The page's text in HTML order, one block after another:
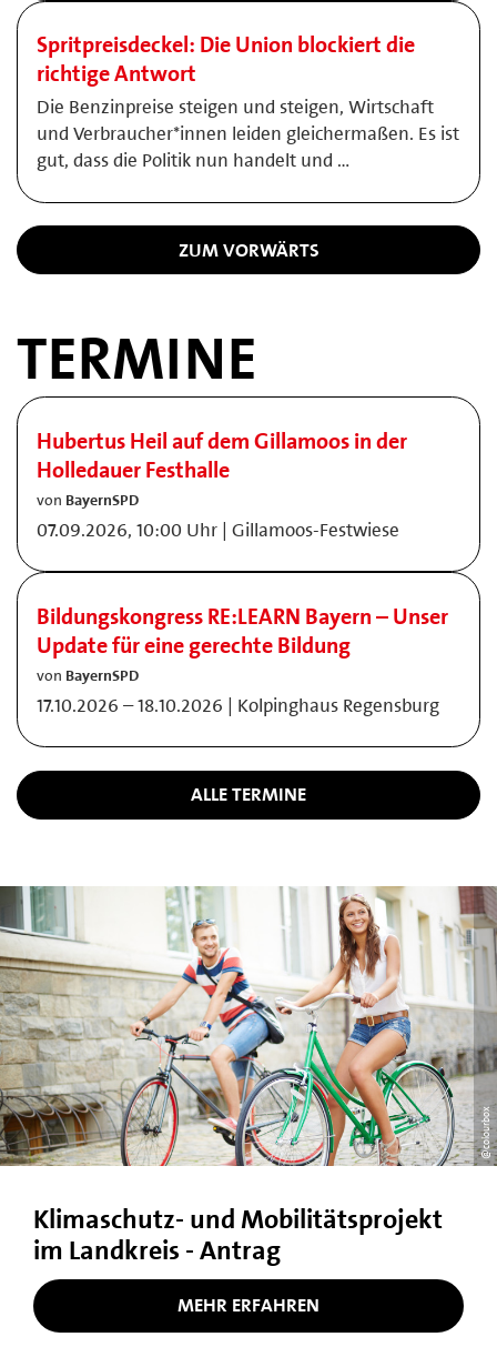
Spritpreisdeckel: Die Union blockiert die
richtige Antwort
Die Benzinpreise steigen und steigen, Wirtschaft
und Verbraucher*innen leiden gleichermaßen. Es ist
gut, dass die Politik nun handelt und …
ZUM VORWÄRTS
TERMINE
Hubertus Heil auf dem Gillamoos in der
Holledauer Festhalle
von BayernSPD
07.09.2026, 10:00 Uhr | Gillamoos-Festwiese
Bildungskongress RE:LEARN Bayern – Unser
Update für eine gerechte Bildung
von BayernSPD
17.10.2026 – 18.10.2026 | Kolpinghaus Regensburg
ALLE TERMINE
@colourbox
Klimaschutz- und Mobilitätsprojekt
im Landkreis - Antrag
MEHR ERFAHREN